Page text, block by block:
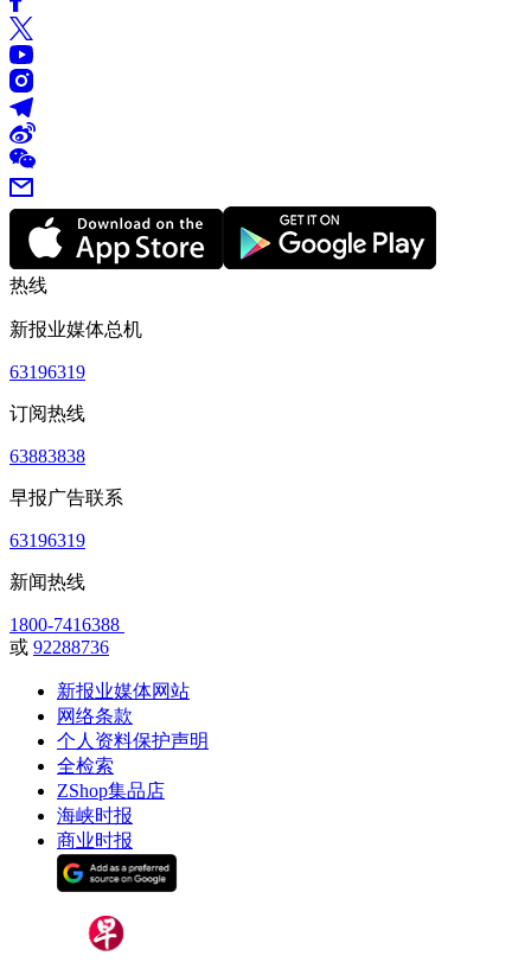
热线
新报业媒体总机
63196319
订阅热线
63883838
早报广告联系
63196319
新闻热线
1800-7416388
或 92288736
新报业媒体网站
网络条款
个人资料保护声明
全检索
ZShop集品店
海峡时报
商业时报